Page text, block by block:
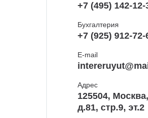
+7 (495) 142-12-
Бухгалтерия
+7 (925) 912-72-
E-mail
Адрес
125504,
д.81, стр.9, эт.2